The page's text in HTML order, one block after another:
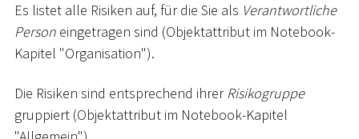
Es listet alle Risiken auf, für die Sie als Verantwortliche
Person eingetragen sind (Objektattribut im Notebook-
Kapitel "Organisation").
Die Risiken sind entsprechend ihrerRisikogruppe
gruppiert (Objektattribut im Notebook-Kapitel